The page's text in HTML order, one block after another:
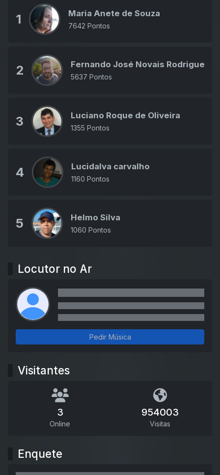
1 Maria Anete de Souza
7642 Pontos
2 Fernando José Novais Rodrigues
5637 Pontos
3 Luciano Roque de Oliveira
1355 Pontos
4 Lucidalva carvalho
1160 Pontos
5 Helmo Silva
1060 Pontos
Locutor no Ar
Pedir Música
Visitantes
3
Online
954003
Visitas
Enquete